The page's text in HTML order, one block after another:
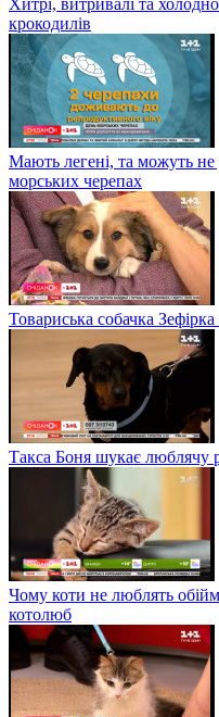
крокодилів
Мають легені, та можуть не
морських черепах
Товариська собачка
Такса Боня шукає люблячу
Чому коти не люблять
котолюб